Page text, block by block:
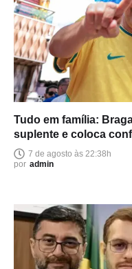
Tudo em família:
suplente e coloca
política
7 de agosto às 22:38h
por admin